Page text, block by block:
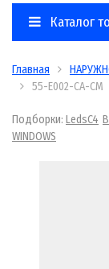
Каталог
Главная
55-E002-CA-CM
Подборки: LedsC4
WINDOWS